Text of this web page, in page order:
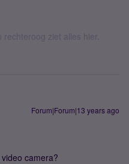
ziet alles hier.
Forum|Forum|13 years ago
camera?